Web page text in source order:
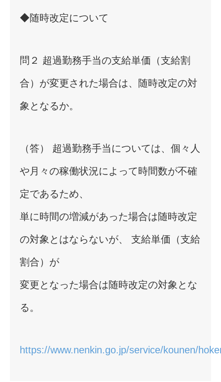
◆随時改定について
問２ 超過勤務手当の支給単価（支給割
合）が変更された場合は、随時改定の対
象となるか。
（答） 超過勤務手当については、個々人
や月々の稼働状況によって時間数が不確
定であるため、
単に時間の増減があった場合は随時改定
の対象とはならないが、 支給単価（支給
割合）が
変更となった場合は随時改定の対象とな
る。
https://www.nenkin.go.jp/service/kounen/